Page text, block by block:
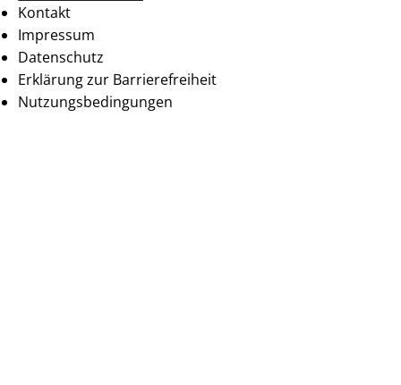
Kontakt
Impressum
Datenschutz
Erklärung zur Barrierefreiheit
Nutzungsbedingungen